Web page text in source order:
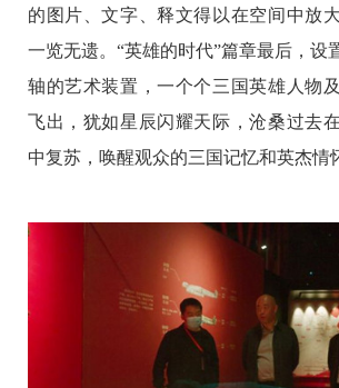
的图片、文字、释文得以在空间中放
一览无遗。“英雄的时代”篇章最后，设
轴的艺术装置，一个个三国英雄人物
飞出，犹如星辰闪耀天际，沧桑过去
中复苏，唤醒观众的三国记忆和英杰情